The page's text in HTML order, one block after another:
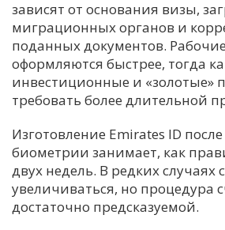
зависят от основания визы,
миграционных органов и
поданных документов.
оформляются быстрее, тогда
инвестиционные и «золотые»
требовать более длительной
Изготовление Emirates ID
биометрии занимает, как
двух недель. В редких случаях
увеличиваться, но процедура
достаточно предсказуемой.